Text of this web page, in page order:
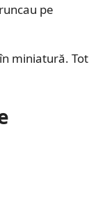
pe
miniatură. Tot